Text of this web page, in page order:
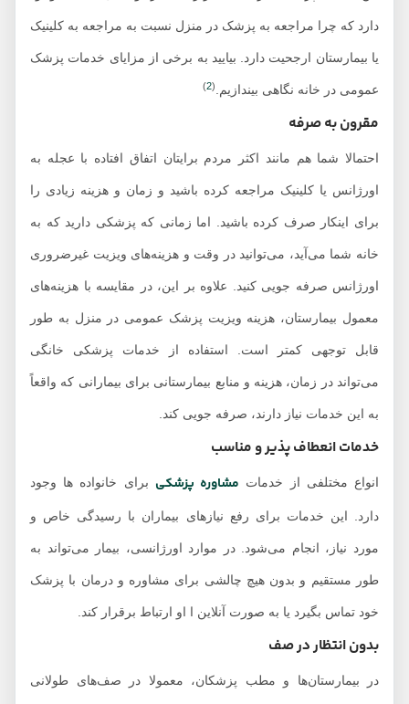
دارد که چرا مراجعه به پزشک در منزل نسبت به مراجعه به کلینیک
یا بیمارستان ارجحیت دارد. بیایید به برخی از مزایای خدمات پزشک
عمومی در خانه نگاهی بیندازیم. (2
مقرون به صرفه
احتمالا شما هم مانند اکثر مردم برایتان اتفاق افتاده با عجله به
اورژانس یا کلینیک مراجعه کرده باشید و زمان و هزینه زیادی را
برای اینکار صرف کرده باشید. اما زمانی که پزشکی دارید که به
خانه شما می‌آید، می‌توانید در وقت و هزینه‌های ویزیت غیرضروری
اورژانس صرفه جویی‌ کنید. علاوه بر این، در مقایسه با هزینه‌های
معمول بیمارستان، هزینه ویزیت پزشک عمومی در منزل به طور
قابل توجهی کمتر است. استفاده از خدمات پزشکی خانگی
می‌تواند در زمان، هزینه و منابع بیمارستانی برای بیمارانی که واقعاً
به این خدمات نیاز دارند، صرفه جویی کند.
خدمات انعطاف پذیر و مناسب
انواع مختلفی از خدماتمشاوره پزشکیبرای خانواده ها وجود
دارد. این خدمات برای رفع نیازهای بیماران با رسیدگی خاص و
مورد نیاز، انجام می‌شود. در موارد اورژانسی، بیمار می‌تواند به
طور مستقیم و بدون هیچ چالشی برای مشاوره و درمان با پزشک
خود تماس بگیرد یا به صورت آنلاین ا او ارتباط برقرار کند.
بدون انتظار در صف
در بیمارستان‌ها و مطب پزشکان، معمولا در صف‌های طولانی